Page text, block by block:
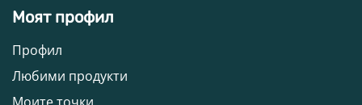
Моят профил
Профил
Любими продукти